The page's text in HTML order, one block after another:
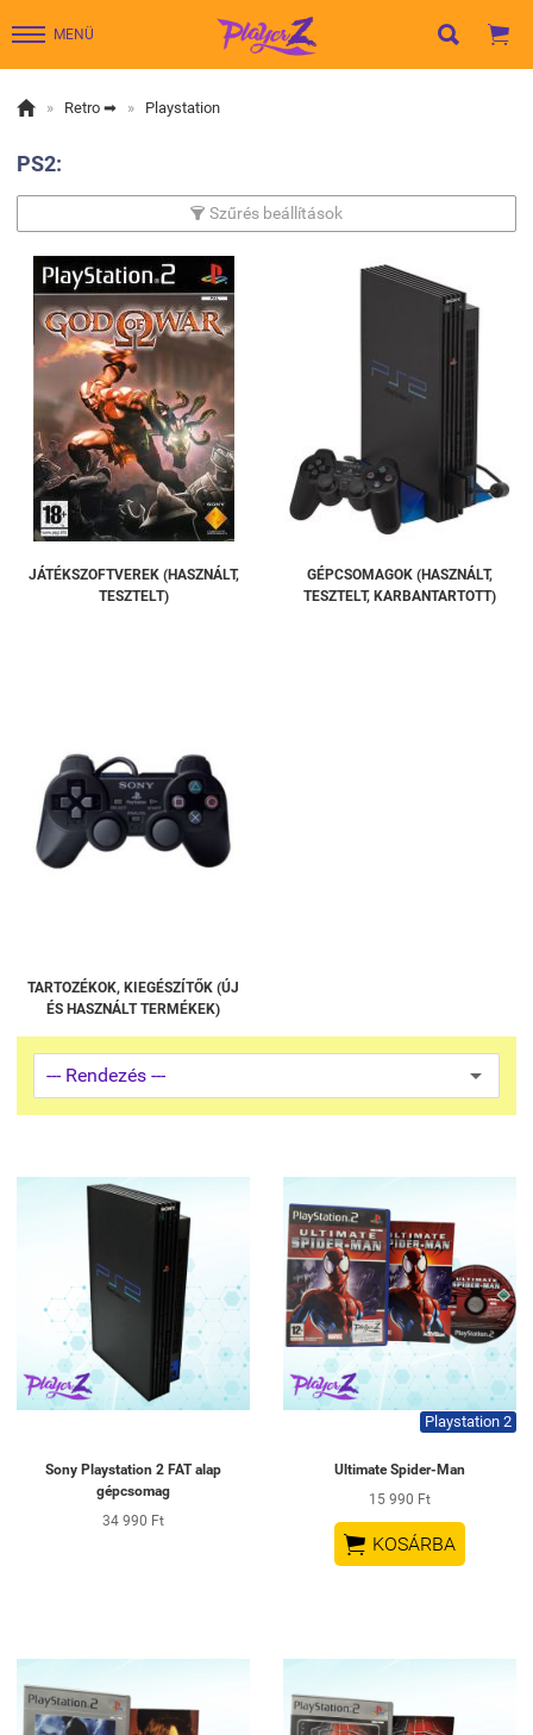
MENÜ  
 » Retro ➡ » Playstation
PS2:
 Szűrés beállítások
JÁTÉKSZOFTVEREK (HASZNÁLT,
TESZTELT)
GÉPCSOMAGOK (HASZNÁLT,
TESZTELT, KARBANTARTOTT)
TARTOZÉKOK, KIEGÉSZÍTŐK (ÚJ
ÉS HASZNÁLT TERMÉKEK)
Sony Playstation 2 FAT alap
gépcsomag
34 990 Ft
Playstation 2
Ultimate Spider-Man
15 990 Ft
 KOSÁRBA